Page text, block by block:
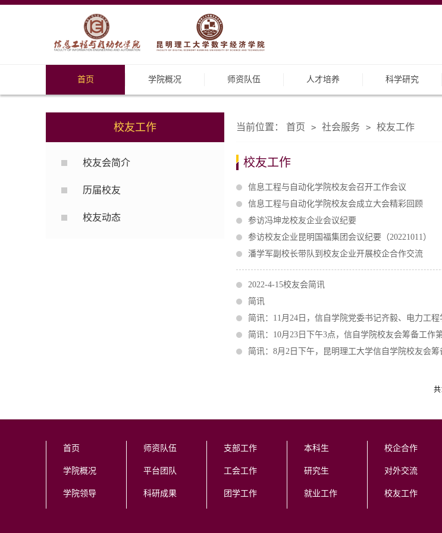
首页 学院概况 师资队伍 人才培养 科学研究
校友工作
校友会简介
历届校友
校友动态
当前位置： 首页 > 社会服务 > 校友工作
校友工作
信息工程与自动化学院校友会召开工作会议
信息工程与自动化学院校友会成立大会精彩回顾
参访冯坤龙校友企业会议纪要
参访校友企业昆明国福集团会议纪要（20221011）
潘学军副校长带队到校友企业开展校企合作交流
2022-4-15校友会简讯
简讯
简讯：11月24日，信自学院党委书记齐毅、电力工
简讯：10月23日下午3点，信自学院校友会筹备工作
简讯：8月2日下午，昆明理工大学信自学院校友会
首页
学院概况
学院领导
师资队伍
平台团队
科研成果
支部工作
工会工作
团学工作
本科生
研究生
就业工作
校企合作
对外交流
校友工作